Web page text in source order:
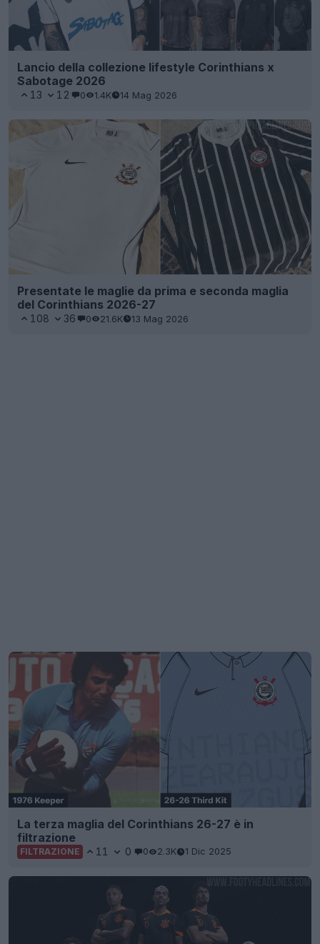
Lancio della collezione lifestyle Corinthians x
Sabotage 2026
13 12 0 1.4K 14 Mag 2026
Presentate le maglie da prima e seconda maglia
del Corinthians 2026-27
108 36 0 21.6K 13 Mag 2026
La terza maglia del Corinthians 26-27 è in
filtrazione
FILTRAZIONE 11 0 0 2.3K 1 Dic 2025